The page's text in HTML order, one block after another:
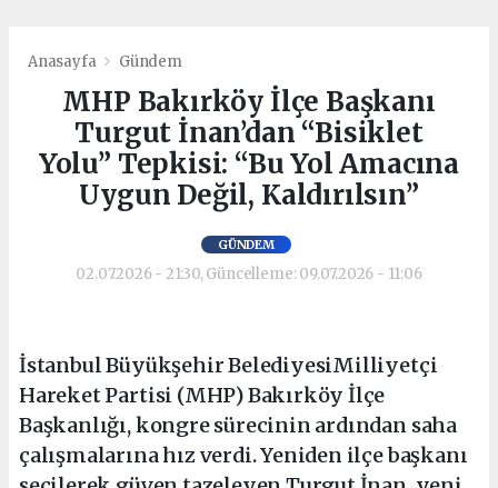
Anasayfa Gündem
MHP Bakırköy İlçe Başkanı
Turgut İnan’dan “Bisiklet
Yolu” Tepkisi: “Bu Yol Amacına
Uygun Değil, Kaldırılsın”
GÜNDEM
02.07.2026 - 21:30, Güncelleme: 09.07.2026 - 11:06
İstanbul Büyükşehir BelediyesiMilliyetçi
Hareket Partisi (MHP) Bakırköy İlçe
Başkanlığı, kongre sürecinin ardından saha
çalışmalarına hız verdi. Yeniden ilçe başkanı